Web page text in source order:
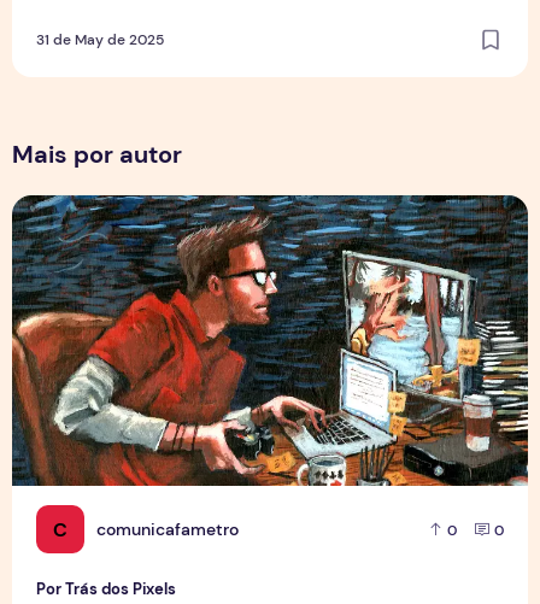
31 de May de 2025
Mais por autor
C comunicafametro 0 0
Por Trás dos Pixels
Por Trás dos Pixels